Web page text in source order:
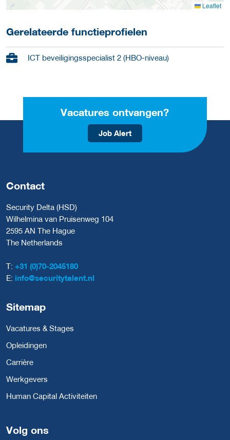
Leaflet
Gerelateerde functieprofielen
ICT beveiligingsspecialist 2 (HBO-niveau)
Vacatures ontvangen?
Job Alert
Contact
Security Delta (HSD)
Wilhelmina van Pruisenweg 104
2595 AN The Hague
The Netherlands
T: +31 (0)70-2045180
E: info@securitytalent.nl
Sitemap
Vacatures & Stages
Opleidingen
Carrière
Werkgevers
Human Capital Activiteiten
Volg ons